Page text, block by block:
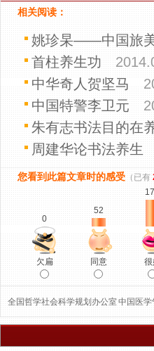
相关阅读：
姚珍杲——中国旅
首柱养生功
中华奇人贺坚马
中国特警李卫元
朱有志书法目的在
周建华论书法养生
您看到此篇文章时的感受 （已有
0
欠扁
52
同意 很
全国哲学社会科学规划办公室中国医学